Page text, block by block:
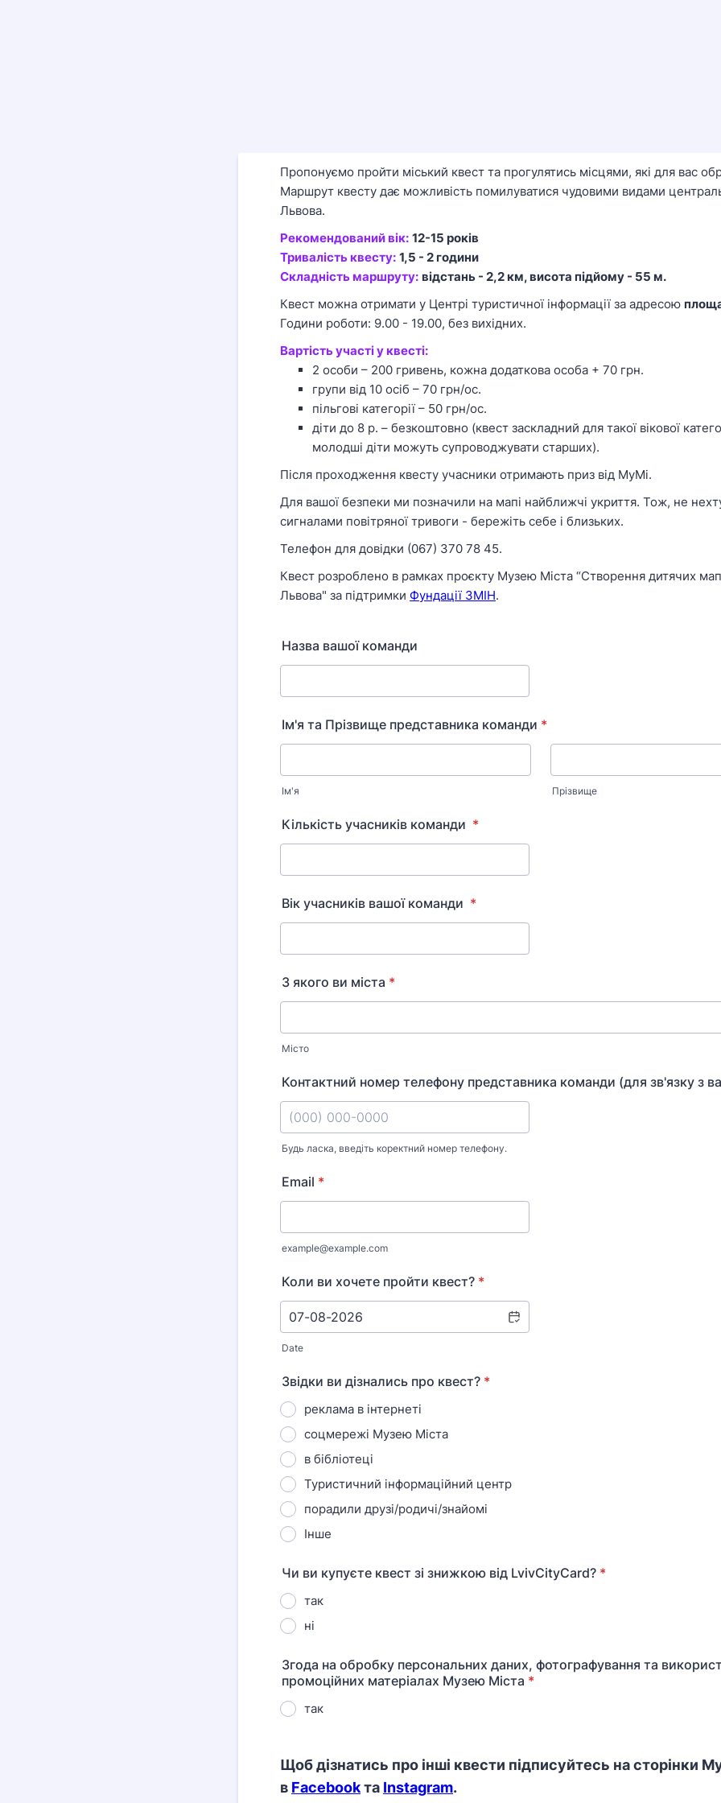
Пропонуємо пройти міський квест та прогулятись місцями, які для вас
Маршрут квесту дає можливість помилуватися чудовими видами
Львова.
Рекомендований вік: 12-15 років
Тривалість квесту: 1,5 - 2 години
Складність маршруту: відстань - 2,2 км, висота підйому - 55 м.
Квест можна отримати у Центрі туристичної інформації за адресою
Години роботи: 9.00 - 19.00, без вихідних.
Вартість участі у квесті:
2 особи – 200 гривень, кожна додаткова особа + 70 грн.
групи від 10 осіб – 70 грн/ос.
пільгові категорії – 50 грн/ос.
діти до 8 р. – безкоштовно (квест заскладний для такої вікової
молодші діти можуть супроводжувати старших).
Після проходження квесту учасники отримають приз від МуМі.
Для вашої безпеки ми позначили на мапі найближчі укриття. Тож, не
сигналами повітряної тривоги - бережіть себе і близьких.
Телефон для довідки (067) 370 78 45.
Квест розроблено в рамках проєкту Музею Міста “Створення дитячих
Львова" за підтримки Фундації ЗМІН.
Назва вашої команди
Ім'я та Прізвище представника команди *
Ім'я Прізвище
Кількість учасників команди *
Вік учасників вашої команди *
З якого ви міста *
Місто
Контактний номер телефону представника команди (для зв'язку з
Будь ласка, введіть коректний номер телефону.
Email *
example@example.com
Коли ви хочете пройти квест? *
Date
Звідки ви дізнались про квест? *
реклама в інтернеті
соцмережі Музею Міста
в бібліотеці
Туристичний інформаційний центр
порадили друзі/родичі/знайомі
Інше
Чи ви купуєте квест зі знижкою від LvivCityCard? *
так
ні
Згода на обробку персональних даних, фотографування та
промоційних матеріалах Музею Міста *
так
Щоб дізнатись про інші квести підписуйтесь на сторінки
в Facebookта Instagram.